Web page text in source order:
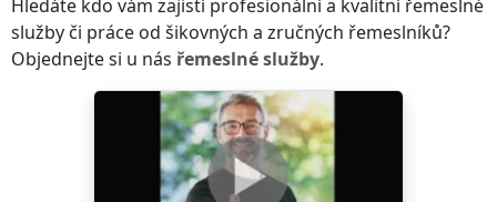
Hledáte kdo vám zajistí profesionální a kvalitní řemeslné
služby či práce od šikovných a zručných řemeslníků?
Objednejte si u nás řemeslné služby.